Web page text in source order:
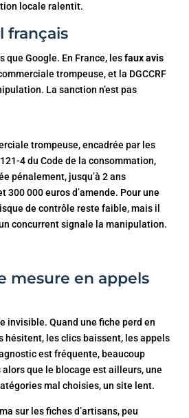
locale ralentit.
français
que Google. En France, lesfaux avis
trompeuse, et la DGCCRF
La sanction n’est pas
trompeuse, encadrée par les
4 du Code de la consommation,
pénalement, jusqu’à 2 ans
300 000 euros d’amende. Pour une
de contrôle reste faible, mais il
concurrent signale la manipulation.
mesure en appels
invisible. Quand une fiche perd en
hésitent, les clics baissent, les appels
est fréquente, beaucoup
alors que le blocage est ailleurs, une
mal choisies, un site lent.
sur les fiches d’artisans, peu